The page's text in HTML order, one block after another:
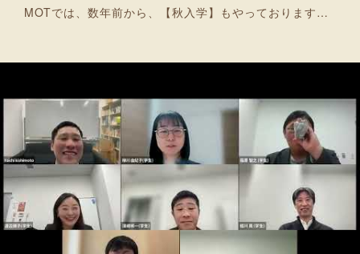
MOTでは、数年前から、【秋入学】もやっております…